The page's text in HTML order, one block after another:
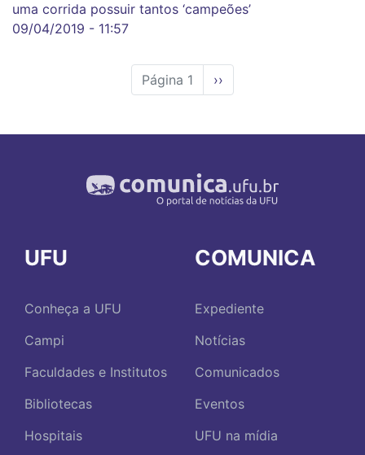
uma corrida possuir tantos ‘campeões’
09/04/2019 - 11:57
Página 1
Próxima
página
››
UFU
Conheça a UFU
Campi
Faculdades e Institutos
Bibliotecas
Hospitais
COMUNICA
Expediente
Notícias
Comunicados
Eventos
UFU na mídia